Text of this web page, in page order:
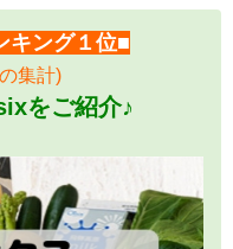
キング１位■
集計)
をご紹介♪